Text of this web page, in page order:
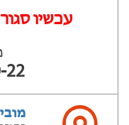
‫עכשיו סגור
22